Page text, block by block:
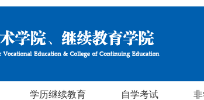
学历继续教育 自学考试 非